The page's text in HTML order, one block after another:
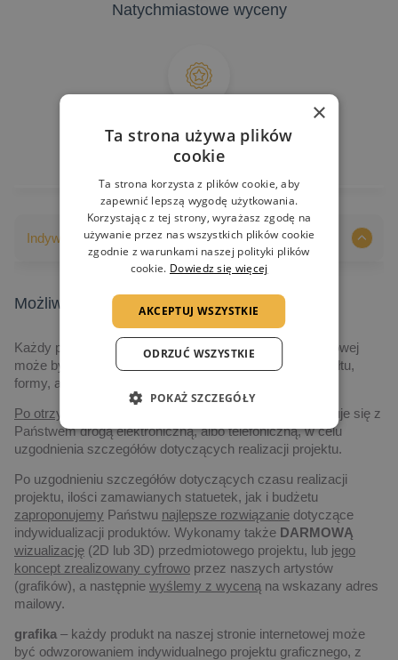
Natychmiastowe wyceny
Indywidualizacja nadruków
Możliwości indywidualizacji nadruków
Każdy produkt prezentowany na naszej stronie internetowej
może być indywidualizowany, poczynając od jego kształtu,
formy, aż po grafikę i technologię realizacji.
Po otrzymaniu zapytania,
nasz przedstawiciel skontaktuje się z
Państwem drogą elektroniczną, albo telefoniczną, w celu
uzgodnienia szczegółów dotyczących realizacji projektu.
Po uzgodnieniu szczegółów dotyczących czasu realizacji
projektu, ilości zamawianych statuetek, jak i budżetu
zaproponujemy Państwu najlepsze rozwiązanie dotyczące
indywidualizacji produktów. Wykonamy także DARMOWĄ
wizualizację (2D lub 3D) przedmiotowego projektu, lub jego
koncept zrealizowany cyfrowo przez naszych artystów
(grafików), a następnie wyślemy z wyceną na wskazany adres
mailowy.
grafika – każdy produkt na naszej stronie internetowej może
być odwzorowaniem indywidualnego projektu graficznego, z
×
Ta strona używa plików
cookie
Ta strona korzysta z plików cookie, aby
zapewnić lepszą wygodę użytkowania.
Korzystając z tej strony, wyrażasz zgodę na
używanie przez nas wszystkich plików cookie
zgodnie z warunkami naszej polityki plików
cookie. Dowiedz się więcej
AKCEPTUJ WSZYSTKIE
ODRZUĆ WSZYSTKIE
POKAŻ SZCZEGÓŁY